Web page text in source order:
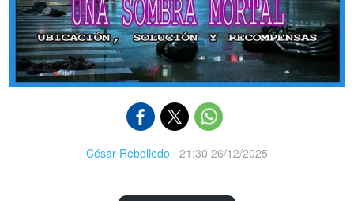
César Rebolledo · 21:30 26/12/2025